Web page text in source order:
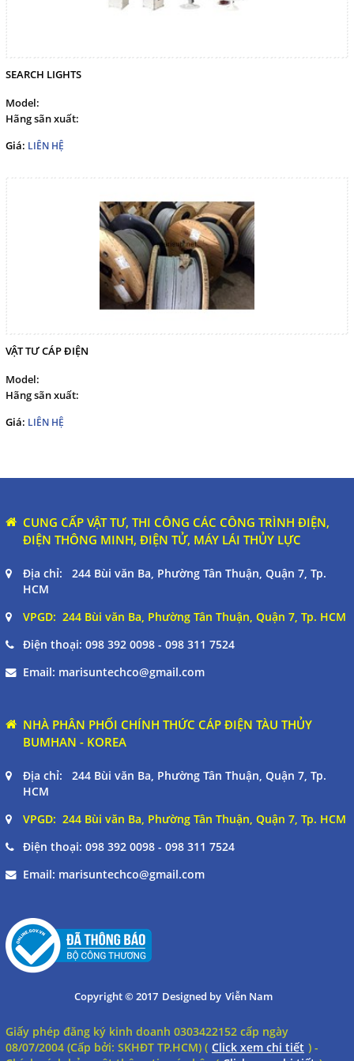
SEARCH LIGHTS
Model:
Hãng sãn xuất:
Giá: LIÊN HỆ
VẬT TƯ CÁP ĐIỆN
Model:
Hãng sãn xuất:
Giá: LIÊN HỆ
CUNG CẤP VẬT TƯ, THI CÔNG CÁC CÔNG TRÌNH ĐIỆN,
ĐIỆN THÔNG MINH, ĐIỆN TỬ, MÁY LÁI THỦY LỰC
Địa chỉ: 244 Bùi văn Ba, Phường Tân Thuận, Quận 7, Tp.
HCM
VPGD: 244 Bùi văn Ba, Phường Tân Thuận, Quận 7, Tp. HCM
Điện thoại: 098 392 0098 - 098 311 7524
Email: marisuntechco@gmail.com
NHÀ PHÂN PHỐI CHÍNH THỨC CÁP ĐIỆN TÀU THỦY
BUMHAN - KOREA
Địa chỉ: 244 Bùi văn Ba, Phường Tân Thuận, Quận 7, Tp.
HCM
VPGD: 244 Bùi văn Ba, Phường Tân Thuận, Quận 7, Tp. HCM
Điện thoại: 098 392 0098 - 098 311 7524
Email: marisuntechco@gmail.com
Copyright © 2017 Designed by Viễn Nam
Giấy phép đăng ký kinh doanh 0303422152 cấp ngày
08/07/2004 (Cấp bởi: SKHĐT TP.HCM) ( Click xem chi tiết ) -